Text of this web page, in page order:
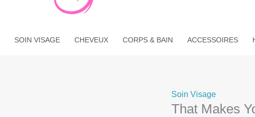
SOIN VISAGE CHEVEUX CORPS & BAIN ACCESSOIRES
Soin Visage
That Makes